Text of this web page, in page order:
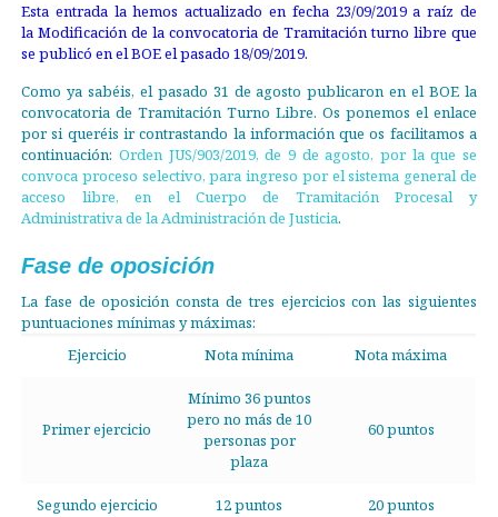
Esta entrada la hemos actualizado en fecha 23/09/2019 a raíz de
laModificación de la convocatoria de Tramitación turno libre que
se publicó en el BOE el pasado 18/09/2019.
Como ya sabéis, el pasado 31 de agosto publicaron en el BOE la
convocatoria de Tramitación Turno Libre. Os ponemos el enlace
por si queréis ir contrastando la información que os facilitamos a
continuación: Orden JUS/903/2019, de 9 de agosto, por la que se
convoca proceso selectivo, para ingreso por el sistema general de
acceso libre, en el Cuerpo de Tramitación Procesal y
Administrativa de la Administración de Justicia.
Fase de oposición
La fase de oposición consta de tres ejercicios con las siguientes
puntuaciones mínimas y máximas:
Ejercicio
Nota mínima Nota máxima
Primer ejercicio
Mínimo 36 puntos
pero no más de 10
personas por
plaza
60 puntos
Segundo ejercicio 12 puntos 20 puntos